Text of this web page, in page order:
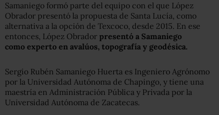
Samaniego formó parte del equipo con el que López
Obrador presentó la propuesta de Santa Lucía, como
alternativa a la opción de Texcoco, desde 2015. En ese
entonces, López Obrador presentó a Samaniego
como experto en avalúos, topografía y geodésica.
Sergio Rubén Samaniego Huerta es Ingeniero Agrónomo
por la Universidad Autónoma de Chapingo, y tiene una
maestría en Administración Pública y Privada por la
Universidad Autónoma de Zacatecas.